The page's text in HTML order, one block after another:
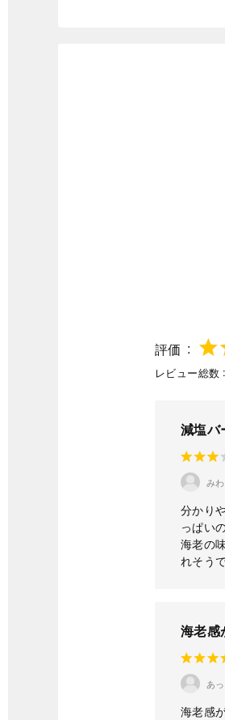
評価
レビュー総数
減塩バ
み
分かり
っぱい
海老の
れそうで
海老感
あ
海老感